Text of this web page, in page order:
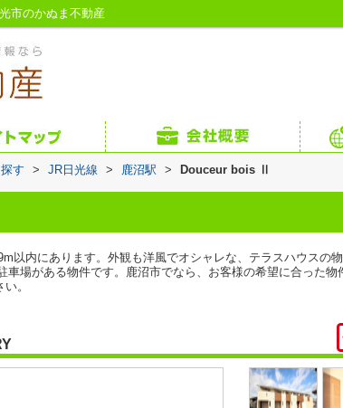
市のかぬま不動産
す > JR日光線 > 鹿沼駅 > Douceur bois Ⅱ
以内にあります。外観も洋風でオシャレな、テラスハウスの
車場がある物件です。鹿沼市でなら、お客様の希望に合った
。